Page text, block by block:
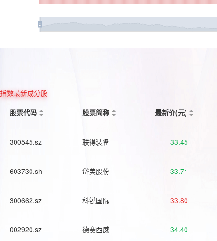
指数最新成分股
股票代码
股票简称 最新价(元)
300545.sz 联得装备 33.45
603730.sh 岱美股份 33.71
300662.sz 科锐国际 33.80
002920.sz 德赛西威 34.40